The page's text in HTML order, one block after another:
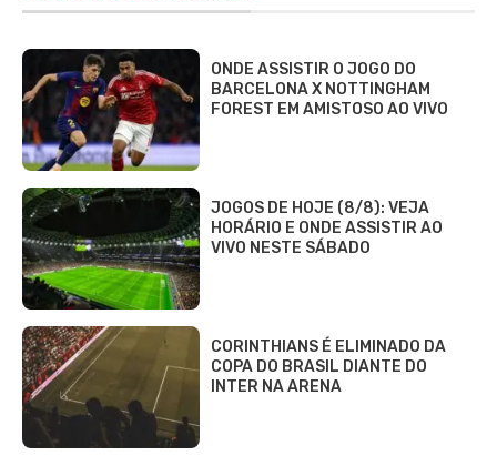
ONDE ASSISTIR O JOGO DO
BARCELONA X NOTTINGHAM
FOREST EM AMISTOSO AO VIVO
JOGOS DE HOJE (8/8): VEJA
HORÁRIO E ONDE ASSISTIR AO
VIVO NESTE SÁBADO
CORINTHIANS É ELIMINADO DA
COPA DO BRASIL DIANTE DO
INTER NA ARENA